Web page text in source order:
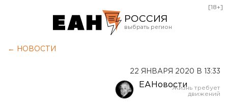
РОССИЯ
Оренбург
[18+]
← НОВОСТИ
22 ЯНВАРЯ 2020 В 13:33
ЕАНовости